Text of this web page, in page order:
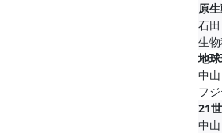
原
石
生
地
中
フ
21
中